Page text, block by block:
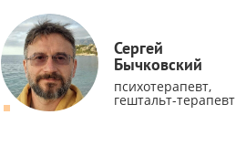
Сергей
Бычковский
психотерапевт,
гештальт-терапевт